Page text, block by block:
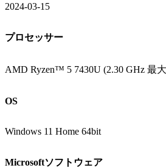
2024-03-15
プロセッサー
AMD Ryzen™ 5 7430U (2.30 GHz 最
OS
Windows 11 Home 64bit
Microsoftソフトウェア